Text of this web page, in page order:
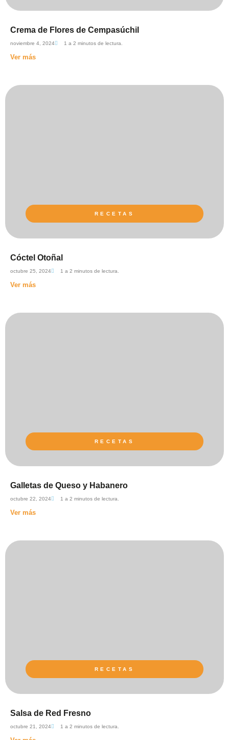
Crema de Flores de Cempasúchil
noviembre 4, 2024 1 a 2 minutos de lectura.
Ver más
RECETAS
Cóctel Otoñal
octubre 25, 2024 1 a 2 minutos de lectura.
Ver más
RECETAS
Galletas de Queso y Habanero
octubre 22, 2024 1 a 2 minutos de lectura.
Ver más
RECETAS
Salsa de Red Fresno
octubre 21, 2024 1 a 2 minutos de lectura.